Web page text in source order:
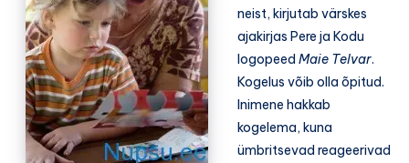
neist, kirjutab värskes
ajakirjas Pere ja Kodu
logopeed Maie Telvar.
Kogelus võib olla õpitud.
Inimene hakkab
kogelema, kuna
ümbritsevad reageerivad